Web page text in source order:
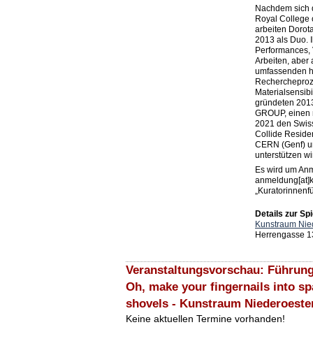
Nachdem sich
Royal College
arbeiten
2013 als Duo.
Arbeiten, aber
umfassenden
gründeten
GROUP,
2021 den
Collide
CERN (Genf)
unterstützen
Es wird um
Details zur
Kunstraum
Herrengasse
Veranstaltungsvorschau:
Oh, make your fingernails into
shovels - Kunstraum
Keine aktuellen Termine vorhanden!